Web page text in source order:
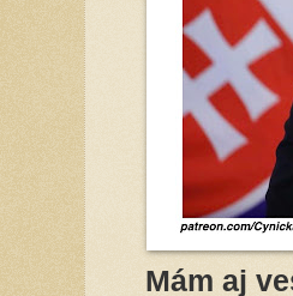
Mám aj